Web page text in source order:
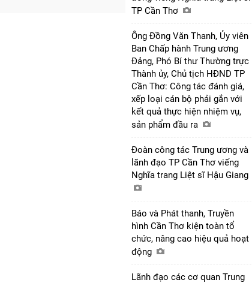
TP Cần Thơ
Ông Đồng Văn Thanh, Ủy viên
Ban Chấp hành Trung ương
Đảng, Phó Bí thư Thường trực
Thành ủy, Chủ tịch HĐND TP
Cần Thơ: Công tác đánh giá,
xếp loại cán bộ phải gắn với
kết quả thực hiện nhiệm vụ,
sản phẩm đầu ra
Đoàn công tác Trung ương và
lãnh đạo TP Cần Thơ viếng
Nghĩa trang Liệt sĩ Hậu Giang
Báo và Phát thanh, Truyền
hình Cần Thơ kiện toàn tổ
chức, nâng cao hiệu quả hoạt
động
Lãnh đạo các cơ quan Trung